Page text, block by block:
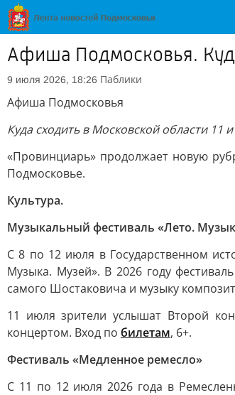
Афиша Подмосковья.
9 июля 2026, 18:26 Паблики
Афиша Подмосковья
Куда сходить в Московской области 11
«Провинциарь» продолжает новую
Подмосковье.
Культура.
Музыкальный фестиваль «Лето.
С 8 по 12 июля в Государственном
Музыка. Музей». В 2026 году
самого Шостаковича и музыку
11 июля зрители услышат Второй
концертом. Вход по билетам, 6+.
Фестиваль «Медленное ремесло»
С 11 по 12 июля 2026 года в